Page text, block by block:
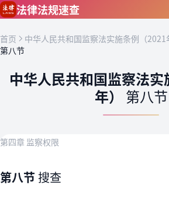
跳到主要内容
法律法规速查
首页 中华人民共和国监察法实施条例（2021
第八节
中华人民共和国监察法
年） 第八节
第四章 监察权限
第八节 搜查